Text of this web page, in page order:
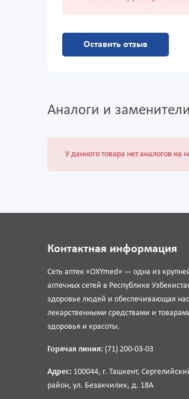
Оставить отзыв
Аналоги и заменители
У данного товара нет аналогов
Контактная информация
Сеть аптек «OXYmed» — одна из
аптечных сетей в Республике
здоровье людей и обеспечивающая
лекарственными средствами и
здоровья и красоты.
Горячая линия: (71) 200-03-03
Адрес: 100044, г. Ташкент,
район, ул. Безакчилик, д. 18А